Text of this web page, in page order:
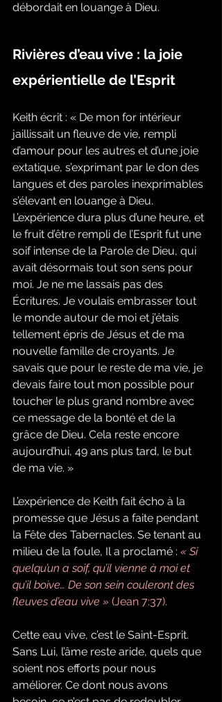
débordait en louange à Dieu.
Rivières d’eau vive : la joie
expérientielle de l’Esprit
Keith écrit : « De mon for intérieur
jaillissait un fleuve de vie, rempli
d’amour pour les autres et d’une joie
extatique, s’exprimant par le don des
langues et des paroles inexprimables
s’élevant en louange à Dieu.
L’expérience dura plus d’une heure, et
le fruit d’être rempli de l’Esprit fut une
soif intense de la Parole de Dieu, qui
avait désormais tout son sens pour
moi. Je ne me lassais pas des
Écritures. Je voulais embrasser tout
le monde autour de moi et j’étais
tellement épris de Jésus et de ma
nouvelle famille de croyants. Je
savais que pour le reste de ma vie, je
devais faire tout mon possible pour
toucher le plus grand nombre avec
ce message de la bonté et de la
grâce de Dieu. Cela reste encore
aujourd’hui, 49 ans plus tard, le but
de ma vie. »
L’expérience de Keith fait écho à la
promesse que Jésus a faite pendant
la Fête des Tabernacles. Se tenant au
milieu de la foule, Il a proclamé : « Si
quelqu’un a soif, qu’il vienne à moi et
qu’il boive… De son sein couleront des
fleuves d’eau vive » (Jean 7:37).
Cette eau vive, c’est le Saint-Esprit.
Sans Lui, l’âme reste aride, quels que
soient nos efforts pour nous
améliorer. Ce dont nous avons